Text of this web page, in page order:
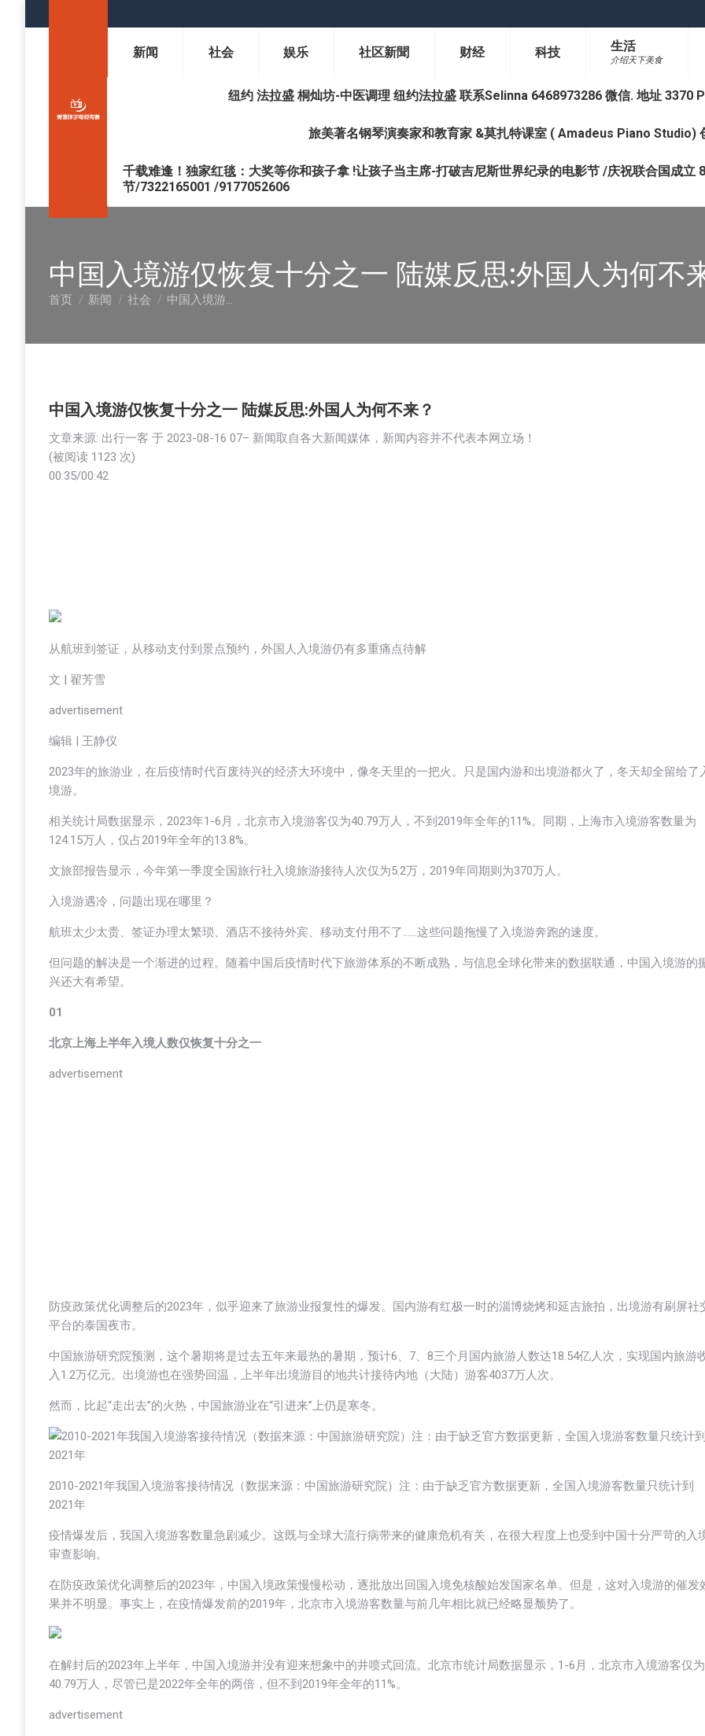
新闻 社会 娱乐 社区新聞 财经 科技 生活
介绍天下美食
纽约 法拉盛 桐灿坊-中医调理 纽约法拉盛 联系Selinna 6468973286 微信. 地址
旅美著名钢琴演奏家和教育家 &莫扎特课室 ( Amadeus Piano Studio)
千载难逢！独家红毯：大奖等你和孩子拿 !让孩子当主席-打破吉尼斯世界纪录的电影节 /庆祝联合国成立
节/7322165001 /9177052606
中国入境游仅恢复十分之一 陆媒反思:外国人为何不
您在这里：
首页 新闻 社会 中国入境游…
中国入境游仅恢复十分之一 陆媒反思:外国人为何不来？
文章来源: 出行一客 于 2023-08-16 07– 新闻取自各大新闻媒体，新闻内容并不代表本网立场！
(被阅读 1 123 次)
00:35/00:42
从航班到签证，从移动支付到景点预约，外国人入境游仍有多重痛点待解
文 | 翟芳雪
advertisement
编辑 | 王静仪
2023年的旅游业，在后疫情时代百废待兴的经济大环境中，像冬天里的一把火。只是国内游和出境游都火了，冬天却全留给了
境游。
相关统计局数据显示，2023年1-6月，北京市入境游客仅为40.79万人，不到2019年全年的11%。同期，上海市入境游客数量为
124.15万人，仅占2019年全年的13.8%。
文旅部报告显示，今年第一季度全国旅行社入境旅游接待人次仅为5.2万，2019年同期则为370万人。
入境游遇冷，问题出现在哪里？
航班太少太贵、签证办理太繁琐、酒店不接待外宾、移动支付用不了……这些问题拖慢了入境游奔跑的速度。
但问题的解决是一个渐进的过程。随着中国后疫情时代下旅游体系的不断成熟，与信息全球化带来的数据联通，中国入境游的
兴还大有希望。
01
北京上海上半年入境人数仅恢复十分之一
advertisement
防疫政策优化调整后的2023年，似乎迎来了旅游业报复性的爆发。国内游有红极一时的淄博烧烤和延吉旅拍，出境游有刷屏社
平台的泰国夜市。
中国旅游研究院预测，这个暑期将是过去五年来最热的暑期，预计6、7、8三个月国内旅游人数达18.54亿人次，实现国内旅游
入1.2万亿元。出境游也在强势回温，上半年出境游目的地共计接待内地（大陆）游客4037万人次。
然而，比起“走出去”的火热，中国旅游业在“引进来”上仍是寒冬。
2010-2021年我国入境游客接待情况（数据来源：中国旅游研究院）注：由于缺乏官方数据更新，全国入境游客数量只统计到
2021年
疫情爆发后，我国入境游客数量急剧减少。这既与全球大流行病带来的健康危机有关，在很大程度上也受到中国十分严苛的入
审查影响。
在防疫政策优化调整后的2023年，中国入境政策慢慢松动，逐批放出回国入境免核酸始发国家名单。但是，这对入境游的催发
果并不明显。事实上，在疫情爆发前的2019年，北京市入境游客数量与前几年相比就已经略显颓势了。
在解封后的2023年上半年，中国入境游并没有迎来想象中的井喷式回流。北京市统计局数据显示，1-6月，北京市入境游客仅为
40.79万人，尽管已是2022年全年的两倍，但不到2019年全年的11%。
advertisement